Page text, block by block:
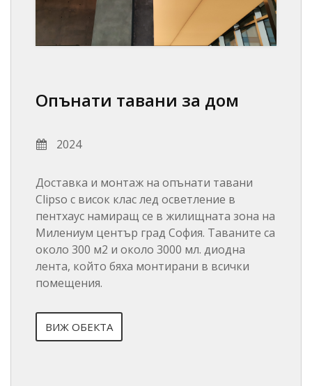
Опънати тавани за дом
2024
Доставка и монтаж на опънати тавани
Clipso с висок клас лед осветление в
пентхаус намиращ се в жилищната зона на
Милениум център град София. Таваните са
около 300 м2 и около 3000 мл. диодна
лента, който бяха монтирани в всички
помещения.
ВИЖ ОБЕКТА